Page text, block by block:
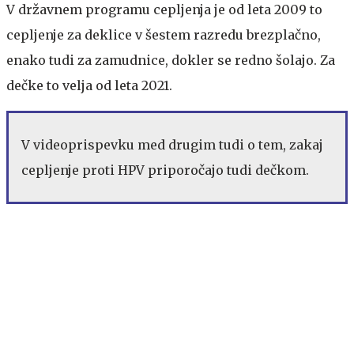
V državnem programu cepljenja je od leta 2009 to
cepljenje za deklice v šestem razredu brezplačno,
enako tudi za zamudnice, dokler se redno šolajo. Za
dečke to velja od leta 2021.
V videoprispevku med drugim tudi o tem, zakaj
cepljenje proti HPV priporočajo tudi dečkom.